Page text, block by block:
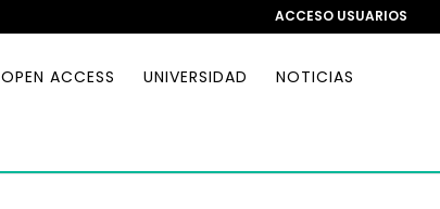
ACCESO USUARIOS
OPEN ACCESS UNIVERSIDAD NOTICIAS